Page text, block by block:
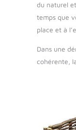
du naturel
temps que
place et à
Dans une
cohérente,